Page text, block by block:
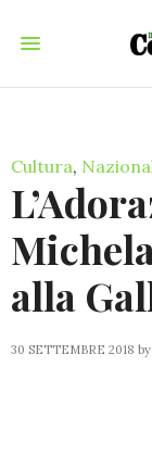
Cultura,
alla
30 SETTEMBRE 2018 by